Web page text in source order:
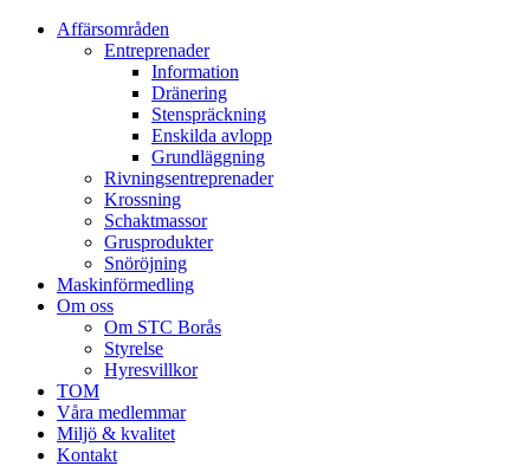
Affärsområden
Entreprenader
Information
Dränering
Stenspräckning
Enskilda avlopp
Grundläggning
Rivningsentreprenader
Krossning
Schaktmassor
Grusprodukter
Snöröjning
Maskinförmedling
Om oss
Om STC Borås
Styrelse
Hyresvillkor
TOM
Våra medlemmar
Miljö & kvalitet
Kontakt